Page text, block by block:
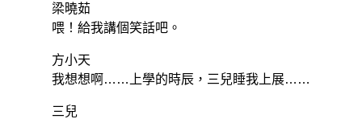
梁曉茹
喂！給我講個笑話吧。
方小天
我想想啊……上學的時辰，三兒睡我上展……
三兒